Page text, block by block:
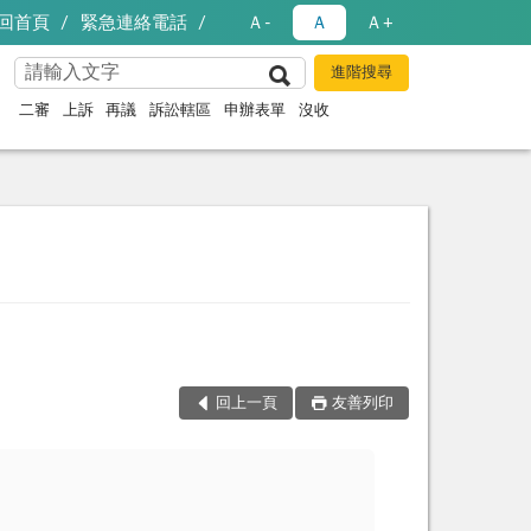
首頁 緊急連絡電話 Ａ- Ａ Ａ+
二審 上訴 再議 訴訟轄區 申辦表單 沒收
回上一頁 友善列印